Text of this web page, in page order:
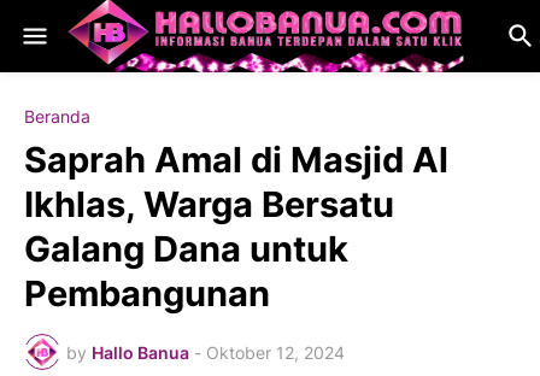
Beranda
Saprah Amal di Masjid Al
Ikhlas, Warga Bersatu
Galang Dana untuk
Pembangunan
by Hallo Banua - Oktober 12, 2024